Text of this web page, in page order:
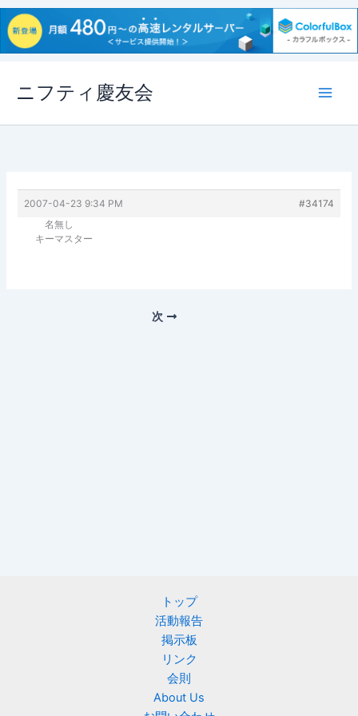
ス
ニフティ慶友会
2007-04-23 9:34 PM
#34174
名無し
キーマスター
次
トップ
活動報告
掲示板
リンク
会則
About Us